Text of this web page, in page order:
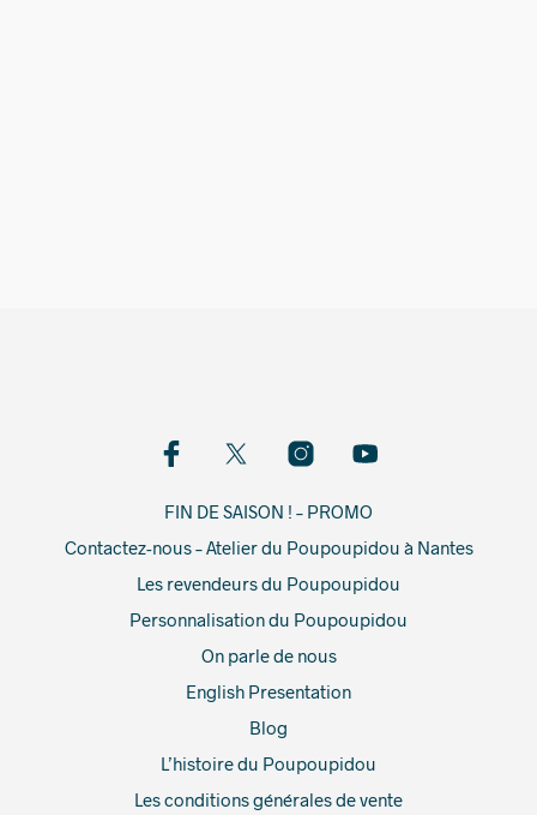
FIN DE SAISON ! – PROMO
Contactez-nous – Atelier du Poupoupidou à Nantes
Les revendeurs du Poupoupidou
Personnalisation du Poupoupidou
On parle de nous
English Presentation
Blog
L’histoire du Poupoupidou
Les conditions générales de vente